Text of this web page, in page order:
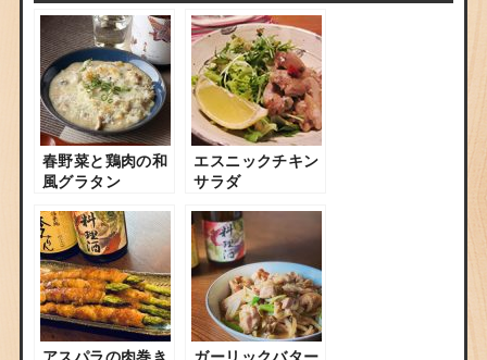
春野菜と鶏肉の和
風グラタン
エスニックチキン
サラダ